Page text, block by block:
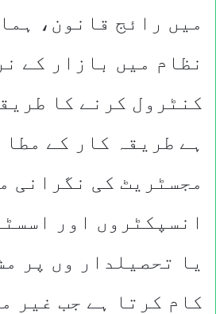
میں رائج قانون،
نظام میں بازار کے
کنٹرول کرنے کا
ہے طریقہ کار کے
مجسٹریٹ کی نگرانی
انسپکٹروں اور
یا تحصیلدار وں پر
کام کرتا ہے جب غیر